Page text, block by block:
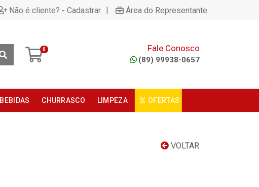
Não é cliente? - Cadastrar | Área do Representante
0 Fale Conosco
(89) 99938-0657
BEBIDAS CHURRASCO LIMPEZA OFERTAS
VOLTAR